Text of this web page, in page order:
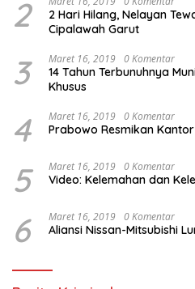
2
2 Hari Hilang, Nelayan
Cipalawah Garut
3 Maret 16, 2019 0 Komentar
14 Tahun Terbunuhnya
Khusus
4 Maret 16, 2019 0 Komentar
Prabowo Resmikan
5 Maret 16, 2019 0 Komentar
Video: Kelemahan dan
6 Maret 16, 2019 0 Komentar
Aliansi Nissan-Mitsubishi